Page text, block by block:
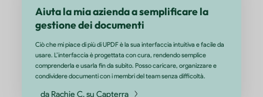
Uso UPDF da un anno e non posso che parlarne benissimo! È un
potente editor PDF che unisce funzionalità intuitive a capacità
tra tutti gli strumenti. Adoro poter modificare il testo,
annotazioni e persino inserire immagini nei miei PDF senza
sforzo. Le funzionalità AI sono rivoluzionarie: riassumere
tradurre testi non è mai stato così semplice!